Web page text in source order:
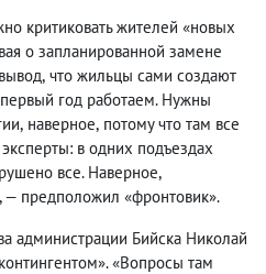
критиковать жителей «новых
о запланированной замене
, что жильцы сами создают
год работаем. Нужны
, наверное, потому что там все
в одних подъездах
все. Наверное,
— предположил «фронтовик».
администрации Бийска Николай
«Вопросы там